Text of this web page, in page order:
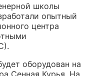
школы
опытный
центра
оборудован на
Сенная Курья. На